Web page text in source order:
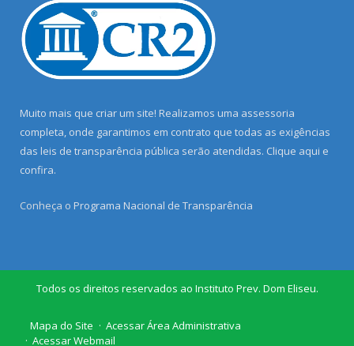
Muito mais que criar um site! Realizamos uma assessoria
completa, onde garantimos em contrato que todas as exigências
das leis de transparência pública serão atendidas. Clique aqui e
confira.
Conheça o Programa Nacional de Transparência
Todos os direitos reservados ao Instituto Prev. Dom Eliseu.
Mapa do Site
Acessar Área Administrativa
Acessar Webmail